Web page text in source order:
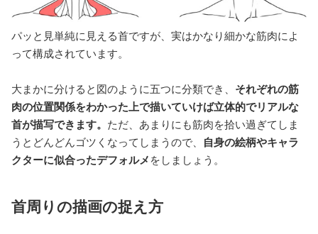
パッと見単純に見える首ですが、実はかなり細かな筋肉によ
って構成されています。
大まかに分けると図のように五つに分類でき、 それぞれの筋
肉の位置関係をわかった上で描いていけば立体的でリアルな
首が描写できます。 ただ、あまりにも筋肉を拾い過ぎてしま
うとどんどんゴツくなってしまうので、
自身の絵柄やキャラ
クターに似合ったデフォルメ をしましょう。
首周りの描画の捉え方